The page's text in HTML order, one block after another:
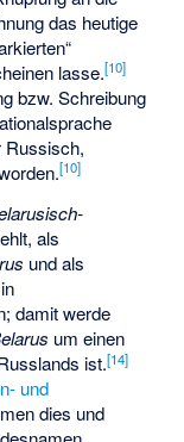
das heutige
lasse.[10]
bzw. Schreibung
Russisch,
[10]
als
und als
damit werde
um einen
ist.[14]
und
dies und